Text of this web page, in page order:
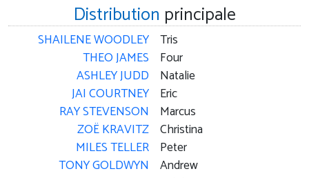
Distribution principale
SHAILENE WOODLEY
THEO JAMES
ASHLEY JUDD
JAI COURTNEY
RAY STEVENSON
ZOË KRAVITZ
MILES TELLER
TONY GOLDWYN
Tris
Four
Natalie
Eric
Marcus
Christina
Peter
Andrew